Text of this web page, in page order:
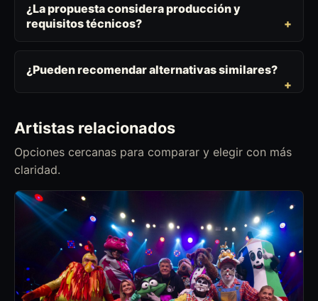
¿La propuesta considera producción y
requisitos técnicos?
¿Pueden recomendar alternativas similares?
Artistas relacionados
Opciones cercanas para comparar y elegir con más
claridad.